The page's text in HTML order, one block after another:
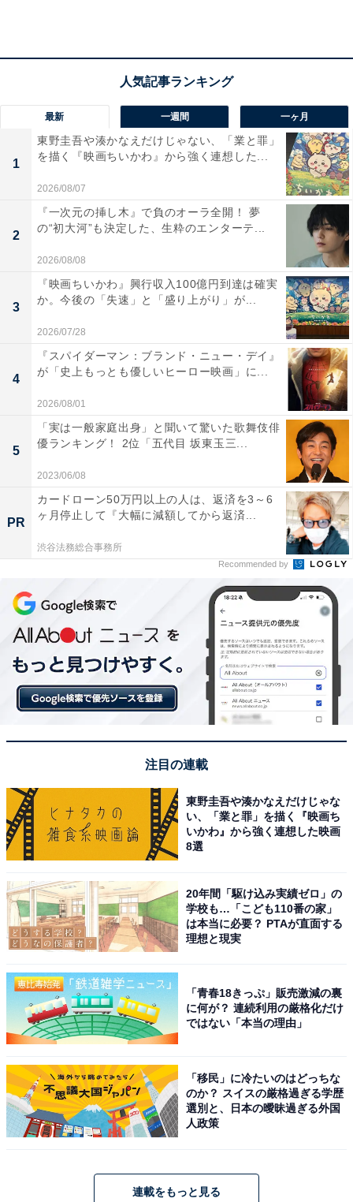
語り、「ダイロクは最強のチームだ」と励まします。そ
の言葉に奮起するメンバーたち。談合の場所を何とか突
き止め、証拠となる映像を撮影することに成功します。
小勝負と白熊はその事実を隠したまま、藤堂を第六審査
室に招きます。小勝負は藤堂が阪神淡路大震災で妻を亡
くしたことに言及し、そのマンションが入札重視による
耐震強度不足の欠陥住宅だったことで競争を憎むように
なったのではと語ります。小勝負の巧みな話術で談合に
参加していたことを証言した藤堂。本庄の働きかけによ
り検察も動き、藤堂の身柄は検察に引き渡されました。
かくして小勝負と藤堂の因縁の対決は決着を見るのでし
た。
画像出典：フジテレビ『競争の番人』公式サイト
ダイロクメンバーたちの地道で粘り強い調査が実を結
び、見事、藤堂の不正が暴かれました。
Twitterでは「今日の小勝負かっこよかった！」「風見キ
ャプテンも本庄さんに誉められてよかったねｗ」「本庄
さんの語りを聞いてあらためてダイロクはいいチームだ
の声が上がる一方、ラスボス攻略で最終回でもおかしく
最新 一週間 一ヶ月
1
東野圭吾や湊かなえだけじゃない、「業と罪」
を描く『映画ちいかわ』から強く連想した...
2026/08/07
2
『一次元の挿し木』で負のオーラ全開！ 夢
の“初大河”も決定した、生粋のエンターテ...
2026/08/08
3
『映画ちいかわ』興行収入100億円到達は確実
か。今後の「失速」と「盛り上がり」が...
2026/07/28
4
『スパイダーマン：ブランド・ニュー・デイ』
が「史上もっとも優しいヒーロー映画」に...
2026/08/01
5
「実は一般家庭出身」と聞いて驚いた歌舞伎俳
優ランキング！ 2位「五代目 坂東玉三...
2023/06/08
PR
カードローン50万円以上の人は、返済を3～6
ヶ月停止して『大幅に減額してから返済...
渋谷法務総合事務所
Recommended by
注目の連載
東野圭吾や湊かなえだけじゃな
い、「業と罪」を描く『映画ち
いかわ』から強く連想した映画
8選
20年間「駆け込み実績ゼロ」の
学校も…「こども110番の家」
は本当に必要？ PTAが直面する
理想と現実
「青春18きっぷ」販売激減の裏
に何が？ 連続利用の厳格化だけ
ではない「本当の理由」
「移民」に冷たいのはどっちな
のか？ スイスの厳格過ぎる学歴
選別と、日本の曖昧過ぎる外国
人政策
連載をもっと見る